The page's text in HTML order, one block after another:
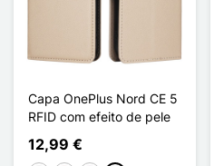
Capa OnePlus Nord CE 5
RFID com efeito de pele
12,99 €